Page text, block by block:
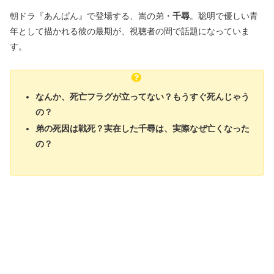
朝ドラ『あんぱん』で登場する、嵩の弟・ 千尋。聡明で優しい青
年として描かれる彼の最期が、視聴者の間で話題になっていま
す。
なんか、死亡フラグが立ってない？もうすぐ死んじゃう
の？
弟の死因は戦死？実在した千尋は、実際なぜ亡くなった
の？